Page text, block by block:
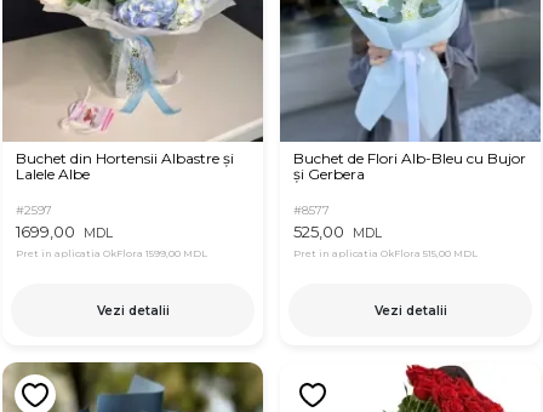
Buchet din Hortensii Albastre și
Lalele Albe
#2597
1699,00 MDL
Pret in aplicatia OkFlora 1599,00 MDL
Vezi detalii
Buchet de Flori Alb-Bleu cu Bujor
și Gerbera
#8577
525,00 MDL
Pret in aplicatia OkFlora 515,00 MDL
Vezi detalii